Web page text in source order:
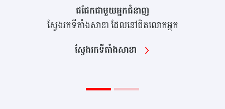
ជជែកជាមួយអ្នកជំនាញ
ស្វែងរកទីតាំងសាខា ដែលនៅជិតលោកអ្នក
ស្វែងរកទីតាំងសាខា